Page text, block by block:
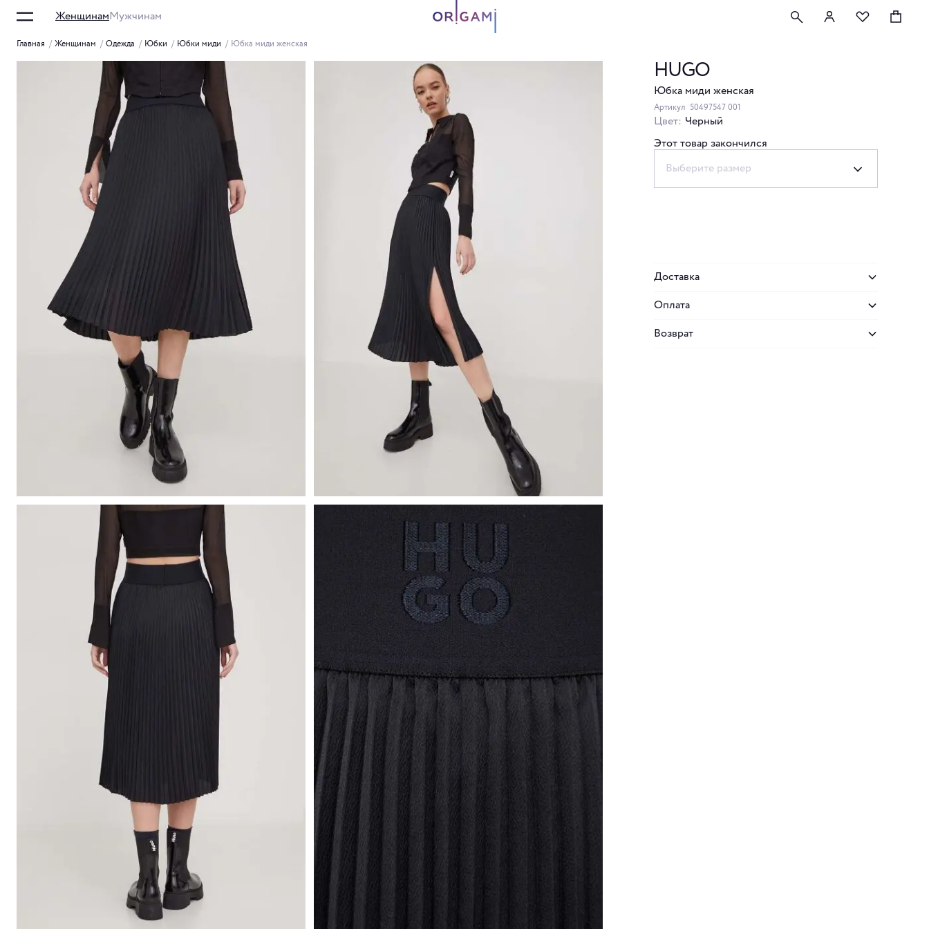
ЖенщинамМужчинам
Главная / Женщинам / Одежда / Юбки / Юбки миди / Юбка миди женская
HUGO
Юбка миди женская
Артикул 50497547 001
Цвет: Черный
Этот товар закончился
Выберите размер
Доставка
Оплата
Возврат